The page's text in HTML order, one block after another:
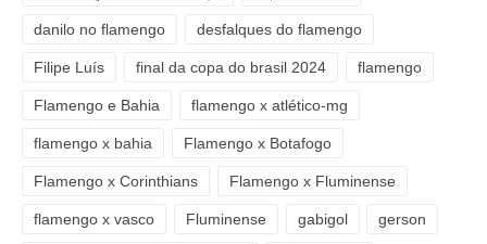
danilo no flamengo desfalques do flamengo
Filipe Luís final da copa do brasil 2024 flamengo
Flamengo e Bahia flamengo x atlético-mg
flamengo x bahia Flamengo x Botafogo
Flamengo x Corinthians Flamengo x Fluminense
flamengo x vasco Fluminense gabigol gerson